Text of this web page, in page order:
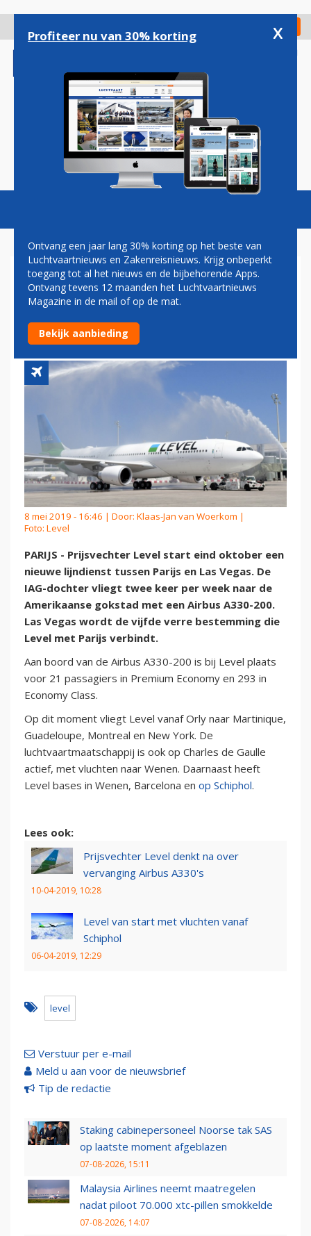
gaan
Check in
Magazine Podcasts Vacatures
LEVEL START VLUCHTEN
TUSSEN PARIJS EN LAS
VEGAS
8 mei 2019 - 16:46 | Door: Klaas-Jan van Woerkom |
Foto: Level
PARIJS - Prijsvechter Level start eind oktober een
nieuwe lijndienst tussen Parijs en Las Vegas. De
IAG-dochter vliegt twee keer per week naar de
Amerikaanse gokstad met een Airbus A330-200.
Las Vegas wordt de vijfde verre bestemming die
Level met Parijs verbindt.
Aan boord van de Airbus A330-200 is bij Level plaats
voor 21 passagiers in Premium Economy en 293 in
Economy Class.
Op dit moment vliegt Level vanaf Orly naar Martinique,
Guadeloupe, Montreal en New York. De
luchtvaartmaatschappij is ook op Charles de Gaulle
actief, met vluchten naar Wenen. Daarnaast heeft
Level bases in Wenen, Barcelona en op Schiphol.
Lees ook:
Prijsvechter Level denkt na over
vervanging Airbus A330's
10-04-2019, 10:28
Level van start met vluchten vanaf
Schiphol
06-04-2019, 12:29
level
Verstuur per e-mail
Meld u aan voor de nieuwsbrief
Tip de redactie
Staking cabinepersoneel Noorse tak SAS
op laatste moment afgeblazen
07-08-2026, 15:11
Malaysia Airlines neemt maatregelen
nadat piloot 70.000 xtc-pillen smokkelde
07-08-2026, 14:07
Profiteer nu van 30% korting x
Ontvang een jaar lang 30% korting op het beste van
Luchtvaartnieuws en Zakenreisnieuws. Krijg onbeperkt
toegang tot al het nieuws en de bijbehorende Apps.
Ontvang tevens 12 maanden het Luchtvaartnieuws
Magazine in de mail of op de mat.
Bekijk aanbieding